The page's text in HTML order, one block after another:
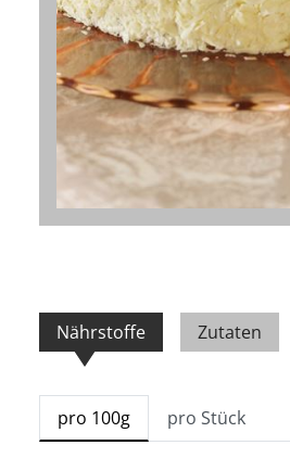
Nährstoffe Zutaten
pro 100g pro Stück